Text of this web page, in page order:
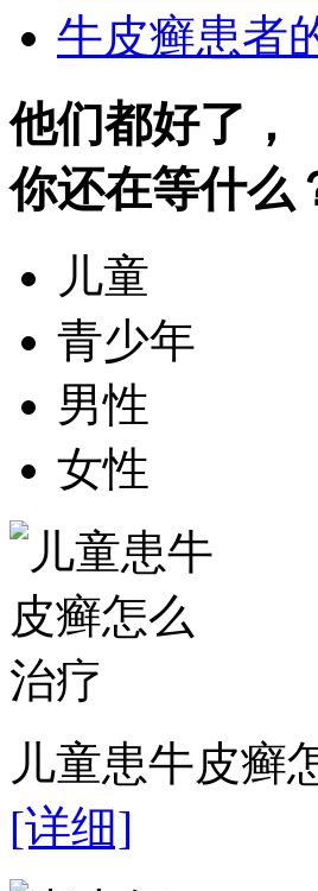
牛皮癣患者
他们都好了，
你还在等什么
儿童
青少年
男性
女性
儿童患牛皮癣
[详细]